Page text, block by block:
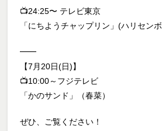
📺24:25〜 テレビ東京
「にちようチャップリン」(ハリセン
━━
【7月20日(日)】
📺10:00～フジテレビ
「かのサンド」（春菜）
ぜひ、ご覧ください！